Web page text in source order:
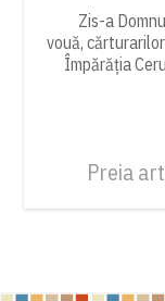
Zis-a
vouă,
Împărăția
Preia